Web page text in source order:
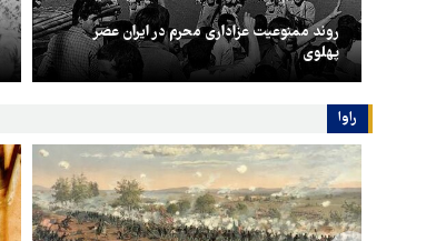
روند ممنوعیت عزاداری محرم در ایران عصر
پهلوی
راوا